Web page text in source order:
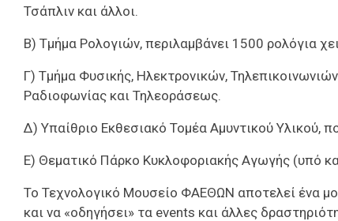
Τσάπλιν και άλλοι.
Β) Τμήμα Ρολογιών, περιλαμβάνει 1500 ρολόγια
Γ) Τμήμα Φυσικής, Ηλεκτρονικών,
Ραδιοφωνίας και Τηλεοράσεως.
Δ) Υπαίθριο Εκθεσιακό Τομέα Αμυντικού Υλικού,
Ε) Θεματικό Πάρκο Κυκλοφοριακής Αγωγής (υπό
Το Τεχνολογικό Μουσείο ΦΑΕΘΩΝ αποτελεί ένα
και να «οδηγήσει» τα events και άλλες